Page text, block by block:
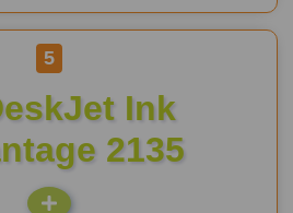
5
Ink
2135